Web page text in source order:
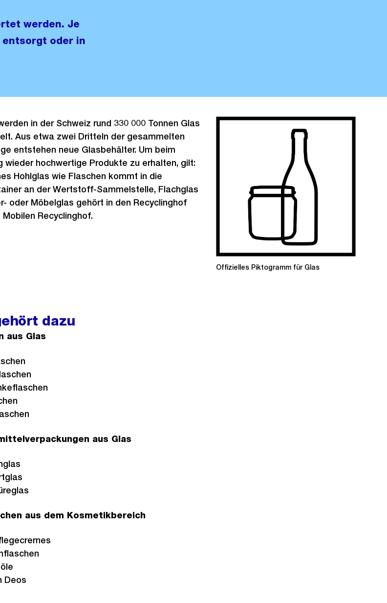
werden. Je
entsorgt oder in
in der Schweiz rund 330 000 Tonnen Glas
Aus etwa zwei Dritteln der gesammelten
entstehen neue Glasbehälter. Um beim
wieder hochwertige Produkte zu erhalten, gilt:
Hohlglas wie Flaschen kommt in die
an der Wertstoff-Sammelstelle, Flachglas
oder Möbelglas gehört in den Recyclinghof
Mobilen Recyclinghof.
Offizielles Piktogramm für Glas
dazu
aus Glas
aus Glas
aus dem Kosmetikbereich
Deos